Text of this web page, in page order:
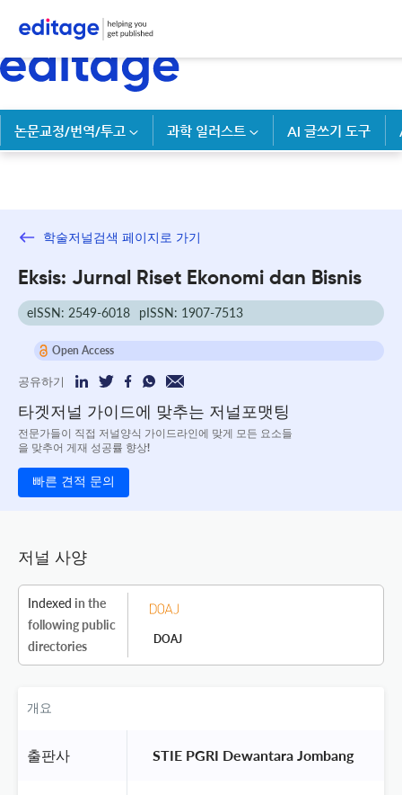
논문교정/번역/투고 과학 일러스트 AI 글쓰기 도구
학술저널검색 페이지로 가기
Eksis: Jurnal Riset Ekonomi dan Bisnis
eISSN: 2549-6018 pISSN: 1907-7513
Open Access
공유하기
타겟저널 가이드에 맞추는 저널포맷팅
전문가들이 직접 저널양식 가이드라인에 맞게 모든 요소들
을 맞추어 게재 성공률 향상!
빠른 견적 문의
저널 사양
Indexed in the
following public
directories
DOAJ
개요
출판사 STIE PGRI Dewantara Jombang